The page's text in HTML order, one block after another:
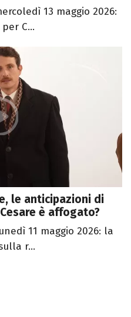
13 maggio 2026:
C...
le anticipazioni di
è affogato?
11 maggio 2026: la
r...